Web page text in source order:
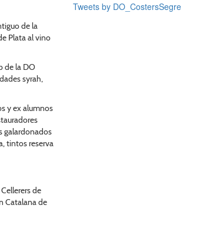
de la
Plata al vino
de la DO
syrah,
y ex alumnos
galardonados
tintos reserva
de
Catalana de
Tweets by DO_CostersSegre